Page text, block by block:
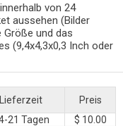
von 24
aussehen (Bilder
Größe und das
(9,4x4,3x0,3 Inch oder
Lieferzeit
Preis
21 Tagen
$ 10.00